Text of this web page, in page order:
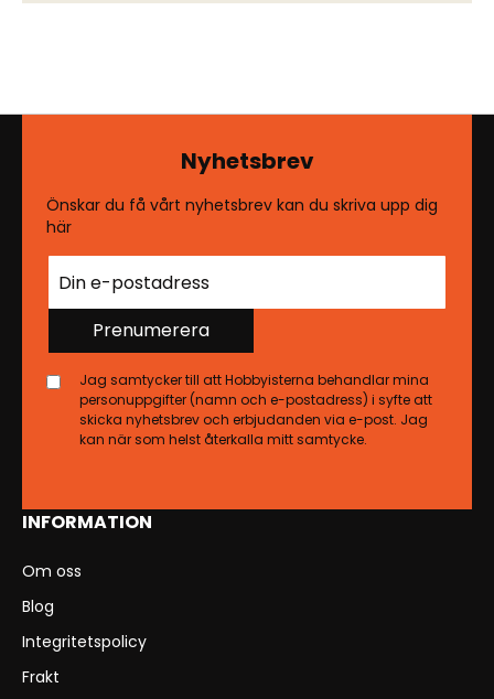
INFORMATION
Om oss
Blog
Integritetspolicy
Frakt
Nyhetsbrev
Önskar du få vårt nyhetsbrev kan du skriva upp dig
här
Prenumerera
Jag samtycker till att Hobbyisterna behandlar mina
personuppgifter (namn och e-postadress) i syfte att
skicka nyhetsbrev och erbjudanden via e-post. Jag
kan när som helst återkalla mitt samtycke.